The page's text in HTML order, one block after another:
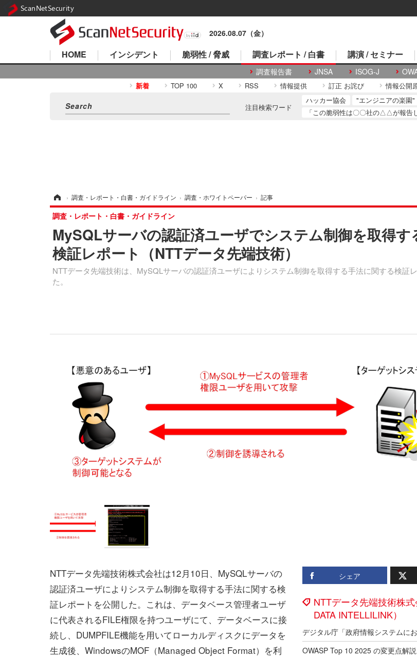
2026.08.07（金）
HOME インシデント 脆弱性 / 脅威 調査レポート / 白書
調査報告書 JNSA ISOG-J
講演 / セミナー
新着 TOP 100 X RSS 情報提供 訂正 お詫び 情報公開
注目検索ワード
ハッカー協会 "エンジニアの楽園"
「この脆弱性は〇〇社の△△が報告
› 調査・レポート・白書・ガイドライン › 調査・ホワイトペーパー › 記事
MySQLサーバの認証済ユーザでシステム制御を取得す
検証レポート（NTTデータ先端技術）
NTTデータ先端技術は、MySQLサーバの認証済ユーザによりシステム制御を取得する手法に関する検証
た。
調査・レポート・白書・ガイドライン
シェア
NTTデータ先端技術株
DATA INTELLILINK）
NTTデータ先端技術株式会社は12月10日、MySQLサーバの
認証済ユーザによりシステム制御を取得する手法に関する検
証レポートを公開した。これは、データベース管理者ユーザ
に代表されるFILE権限を持つユーザにて、データベースに接
続し、DUMPFILE機能を用いてローカルディスクにデータを
生成後、WindowsのMOF（Managed Object Format）を利
ScanNetSecurity